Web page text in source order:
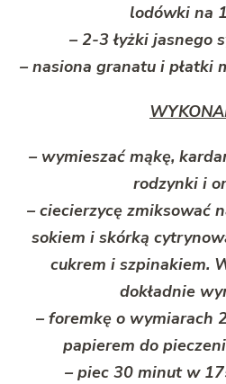
lodówki na
– 2-3 łyżki jasnego
– nasiona granatu i płatki
– wymieszać mąkę,
rodzynki i
– ciecierzycę zmiksować
sokiem i skórką
cukrem i szpinakiem.
dokładnie
– foremkę o wymiarach
papierem do
– piec 30 minut w